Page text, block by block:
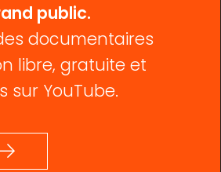
public.
documentaires
libre, gratuite et
sur YouTube.